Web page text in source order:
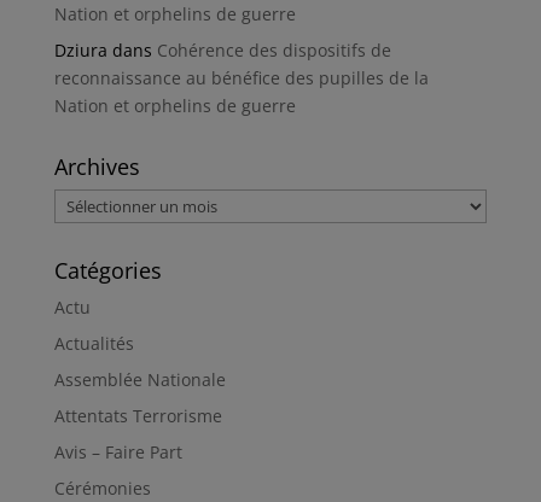
Nation et orphelins de guerre
Dziura dans Cohérence des dispositifs de
reconnaissance au bénéfice des pupilles de la
Nation et orphelins de guerre
Archives
Archives
Catégories
Actu
Actualités
Assemblée Nationale
Attentats Terrorisme
Avis – Faire Part
Cérémonies